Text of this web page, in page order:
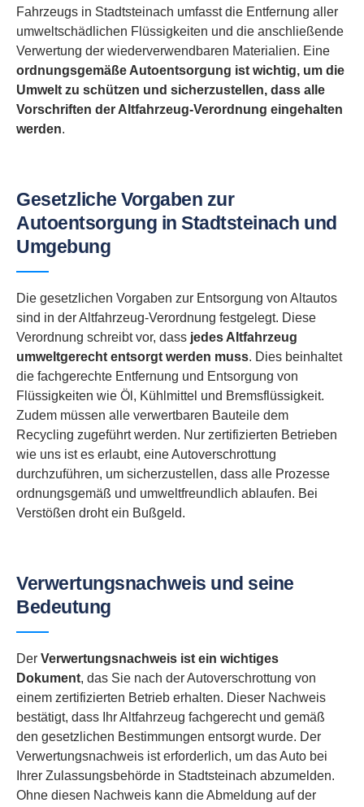
Fahrzeugs in Stadtsteinach umfasst die Entfernung aller
umweltschädlichen Flüssigkeiten und die anschließende
Verwertung der wiederverwendbaren Materialien. Eine
ordnungsgemäße Autoentsorgung ist wichtig, um die
Umwelt zu schützen und sicherzustellen, dass alle
Vorschriften der Altfahrzeug-Verordnung eingehalten
werden.
Gesetzliche Vorgaben zur
Autoentsorgung in Stadtsteinach und
Umgebung
Die gesetzlichen Vorgaben zur Entsorgung von Altautos
sind in der Altfahrzeug-Verordnung festgelegt. Diese
Verordnung schreibt vor, dass jedes Altfahrzeug
umweltgerecht entsorgt werden muss. Dies beinhaltet
die fachgerechte Entfernung und Entsorgung von
Flüssigkeiten wie Öl, Kühlmittel und Bremsflüssigkeit.
Zudem müssen alle verwertbaren Bauteile dem
Recycling zugeführt werden. Nur zertifizierten Betrieben
wie uns ist es erlaubt, eine Autoverschrottung
durchzuführen, um sicherzustellen, dass alle Prozesse
ordnungsgemäß und umweltfreundlich ablaufen. Bei
Verstößen droht ein Bußgeld.
Verwertungsnachweis und seine
Bedeutung
Der Verwertungsnachweis ist ein wichtiges
Dokument, das Sie nach der Autoverschrottung von
einem zertifizierten Betrieb erhalten. Dieser Nachweis
bestätigt, dass Ihr Altfahrzeug fachgerecht und gemäß
den gesetzlichen Bestimmungen entsorgt wurde. Der
Verwertungsnachweis ist erforderlich, um das Auto bei
Ihrer Zulassungsbehörde in Stadtsteinach abzumelden.
Ohne diesen Nachweis kann die Abmeldung auf der